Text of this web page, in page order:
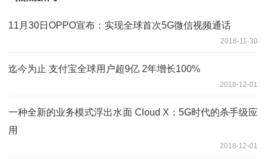
11月30日OPPO宣布：实现全球首次5G微信视频通话
2018-11-30
迄今为止 支付宝全球用户超9亿 2年增长100%
2018-12-01
一种全新的业务模式浮出水面 Cloud X：5G时代的杀手级应
用
2018-12-01